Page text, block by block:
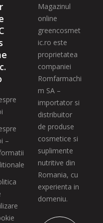
–
Magazinul
online
greencosmet
ic.ro este
proprietatea
companiei
Romfarmachi
m SA –
importator si
distribuitor
de produse
cosmetice si
suplimente
nutritive din
Romania, cu
experienta in
domeniu.